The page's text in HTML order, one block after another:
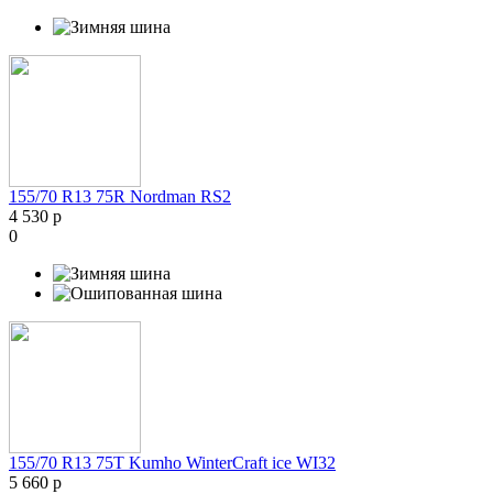
155/70 R13 75R Nordman RS2
4 530 р
0
155/70 R13 75T Kumho WinterCraft ice WI32
5 660 р